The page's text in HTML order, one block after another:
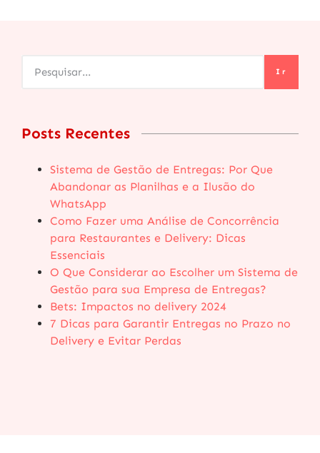
Ir
Posts Recentes
Sistema de Gestão de Entregas: Por Que
Abandonar as Planilhas e a Ilusão do
WhatsApp
Como Fazer uma Análise de Concorrência
para Restaurantes e Delivery: Dicas
Essenciais
O Que Considerar ao Escolher um Sistema de
Gestão para sua Empresa de Entregas?
Bets: Impactos no delivery 2024
7 Dicas para Garantir Entregas no Prazo no
Delivery e Evitar Perdas